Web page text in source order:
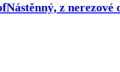
Nástěnný, z